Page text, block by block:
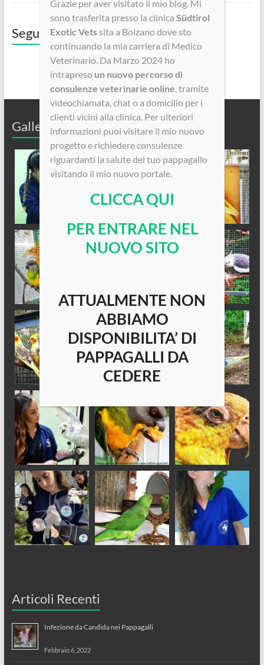
Seguici su Facebook!
Galleria Fotografica
Articoli Recenti
Infezione da Candida nei Pappagalli
Febbraio 6, 2022
Grazie per aver visitato il mio blog. Mi
sono trasferita presso la clinicaSüdtirol
Exotic Vets sita a Bolzano dove sto
continuando la mia carriera di Medico
Veterinario. Da Marzo 2024 ho
intrapreso un nuovo percorso di
consulenze veterinarie online, tramite
videochiamata, chat o a domicilio per i
clienti vicini alla clinica. Per ulteriori
informazioni puoi visitare il mio nuovo
progetto e richiedere consulenze
riguardanti la salute del tuo pappagallo
visitando il mio nuovo portale.
CLICCA QUI
PER ENTRARE NEL
NUOVO SITO
ATTUALMENTE NON
ABBIAMO
DISPONIBILITA’ DI
PAPPAGALLI DA
CEDERE